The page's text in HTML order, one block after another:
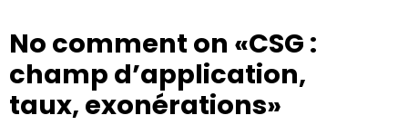
No comment on «CSG :
champ d’application,
taux, exonérations»